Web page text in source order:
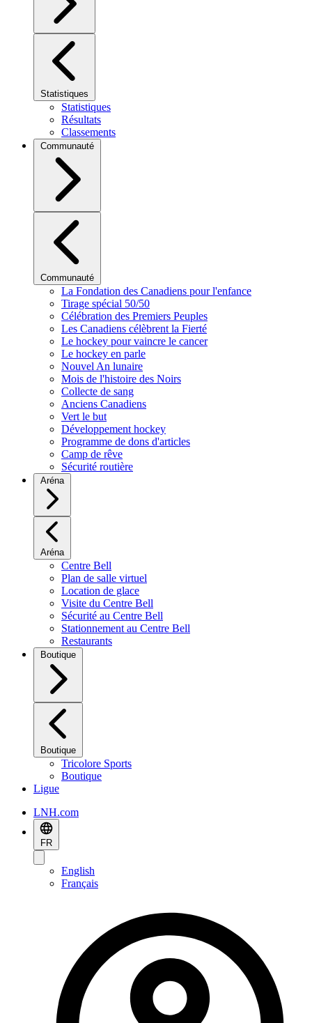
Statistiques
Statistiques
Résultats
Classements
Communauté
Communauté
La Fondation des Canadiens pour l'enfance
Tirage spécial 50/50
Célébration des Premiers Peuples
Les Canadiens célèbrent la Fierté
Le hockey pour vaincre le cancer
Le hockey en parle
Nouvel An lunaire
Mois de l'histoire des Noirs
Collecte de sang
Anciens Canadiens
Vert le but
Développement hockey
Programme de dons d'articles
Camp de rêve
Sécurité routière
Aréna
Aréna
Centre Bell
Plan de salle virtuel
Location de glace
Visite du Centre Bell
Sécurité au Centre Bell
Stationnement au Centre Bell
Restaurants
Boutique
Boutique
Tricolore Sports
Boutique
Ligue
LNH.com
FR
English
Français